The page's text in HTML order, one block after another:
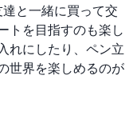
と一緒に買って交
トを目指すのも楽し
れにしたり、ペン立
世界を楽しめるのが